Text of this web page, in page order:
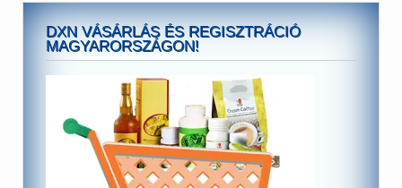
DXN VÁSÁRLÁS ÉS REGISZTRÁCIÓ
MAGYARORSZÁGON!